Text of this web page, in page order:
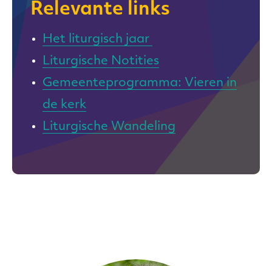
Relevante links
Het liturgisch jaar
Liturgische Notities
Gemeenteprogramma: Vieren in
de kerk
Liturgische Wandeling